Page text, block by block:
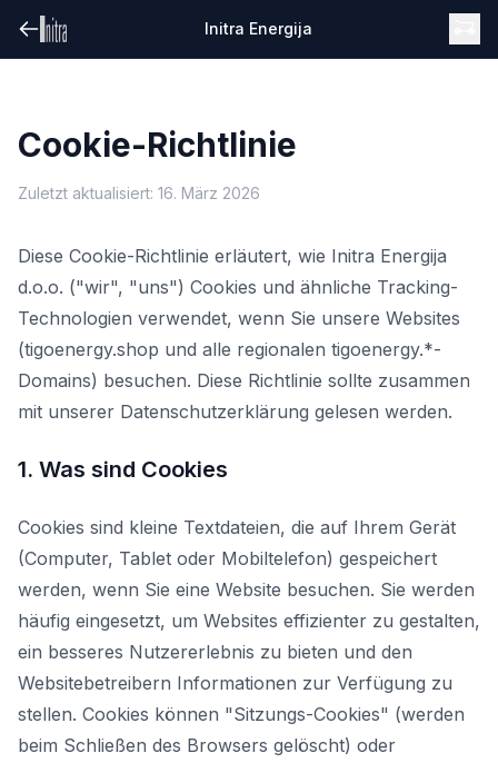
Initra Energija
Cookie-Richtlinie
Zuletzt aktualisiert: 16. März 2026
Diese Cookie-Richtlinie erläutert, wie Initra Energija
d.o.o. ("wir", "uns") Cookies und ähnliche Tracking-
Technologien verwendet, wenn Sie unsere Websites
(tigoenergy.shop und alle regionalen tigoenergy.*-
Domains) besuchen. Diese Richtlinie sollte zusammen
mit unserer Datenschutzerklärung gelesen werden.
1. Was sind Cookies
Cookies sind kleine Textdateien, die auf Ihrem Gerät
(Computer, Tablet oder Mobiltelefon) gespeichert
werden, wenn Sie eine Website besuchen. Sie werden
häufig eingesetzt, um Websites effizienter zu gestalten,
ein besseres Nutzererlebnis zu bieten und den
Websitebetreibern Informationen zur Verfügung zu
stellen. Cookies können "Sitzungs-Cookies" (werden
beim Schließen des Browsers gelöscht) oder